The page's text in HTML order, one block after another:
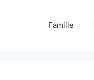
Famille